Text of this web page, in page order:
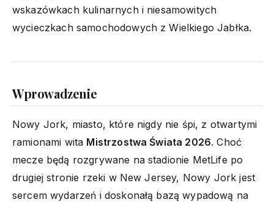
wskazówkach kulinarnych i niesamowitych
wycieczkach samochodowych z Wielkiego Jabłka.
Wprowadzenie
Nowy Jork, miasto, które nigdy nie śpi, z otwartymi
ramionami wita Mistrzostwa Świata 2026. Choć
mecze będą rozgrywane na stadionie MetLife po
drugiej stronie rzeki w New Jersey, Nowy Jork jest
sercem wydarzeń i doskonałą bazą wypadową na